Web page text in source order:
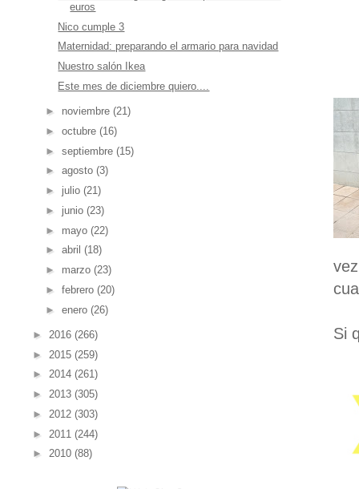
Si
euros
Nico cumple 3
Maternidad: preparando el armario para navidad
Nuestro salón Ikea
Este mes de diciembre quiero....
► noviembre (21)
► octubre (16)
► septiembre (15)
► agosto (3)
► julio (21)
► junio (23)
► mayo (22)
► abril (18)
► marzo (23)
► febrero (20)
► enero (26)
► 2016 (266)
► 2015 (259)
► 2014 (261)
► 2013 (305)
► 2012 (303)
► 2011 (244)
► 2010 (88)